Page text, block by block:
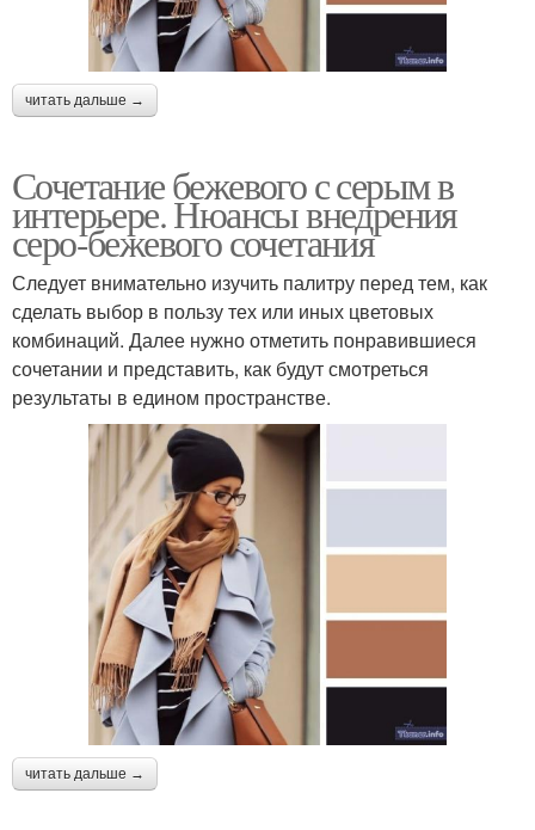
читать дальше →
Сочетание бежевого с серым в
интерьере. Нюансы внедрения
серо-бежевого сочетания
Следует внимательно изучить палитру перед тем, как
сделать выбор в пользу тех или иных цветовых
комбинаций. Далее нужно отметить понравившиеся
сочетании и представить, как будут смотреться
результаты в едином пространстве.
читать дальше →